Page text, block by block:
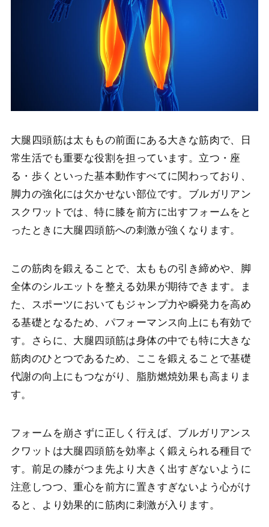
大腿四頭筋は太ももの前面にある大きな筋肉で、日
常生活でも重要な役割を担っています。立つ・座
る・歩くといった基本動作すべてに関わっており、
脚力の強化には欠かせない部位です。ブルガリアン
スクワットでは、特に膝を前方に出すフォームをと
ったときに大腿四頭筋への刺激が強くなります。
この筋肉を鍛えることで、太ももの引き締めや、脚
全体のシルエットを整える効果が期待できます。ま
た、スポーツにおいてもジャンプ力や瞬発力を高め
る基礎となるため、パフォーマンス向上にも有効で
す。さらに、大腿四頭筋は身体の中でも特に大きな
筋肉のひとつであるため、ここを鍛えることで基礎
代謝の向上にもつながり、脂肪燃焼効果も高まりま
す。
フォームを崩さずに正しく行えば、ブルガリアンス
クワットは大腿四頭筋を効率よく鍛えられる種目で
す。前足の膝がつま先より大きく出すぎないように
注意しつつ、重心を前方に置きすぎないよう心がけ
ると、より効果的に筋肉に刺激が入ります。